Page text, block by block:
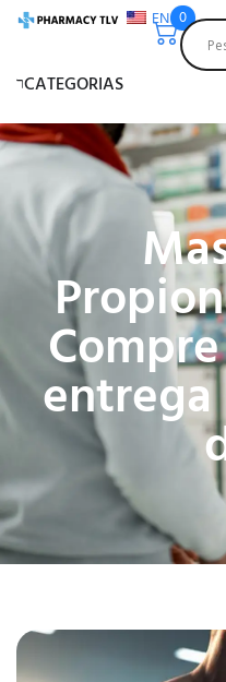
EN 0
CATEGORIAS
entrega